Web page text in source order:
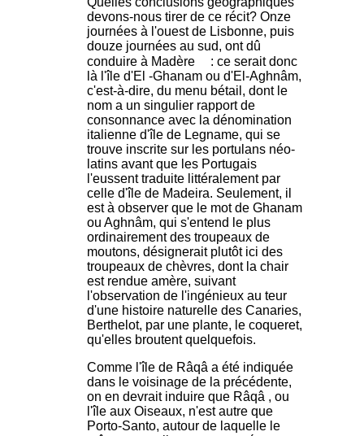
devons-nous tirer de ce récit? Onze
journées à l'ouest de Lisbonne, puis
douze journées au sud, ont dû
conduire à Madère
: ce serait donc
là l'île d'El -Ghanam ou d'El-Aghnâm,
c'est-à-dire, du menu bétail, dont le
nom a un singulier rapport de
consonnance avec la dénomination
italienne d'île de Legname, qui se
trouve inscrite sur les portulans néo-
latins avant que les Portugais
l'eussent traduite littéralement par
celle d'île de Madeira. Seulement, il
est à observer que le mot de Ghanam
ou Aghnâm, qui s'entend le plus
ordinairement des troupeaux de
moutons, désignerait plutôt ici des
troupeaux de chèvres, dont la chair
est rendue amère, suivant
l'observation de l'ingénieux au teur
d'une histoire naturelle des Canaries,
Berthelot, par une plante, le coqueret,
qu'elles broutent quelquefois.
Comme l'île de Râqâ a été indiquée
dans le voisinage de la précédente,
on en devrait induire que Râqâ , ou
l'île aux Oiseaux, n'est autre que
Porto-Santo, autour de laquelle le